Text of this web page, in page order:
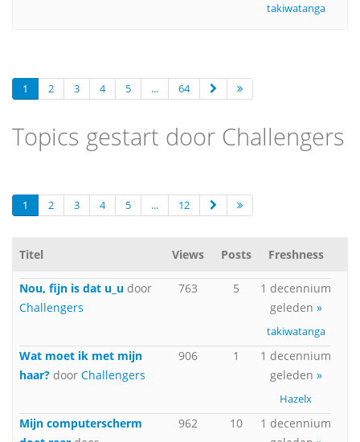
takiwatanga
1 2 3 4 5 ... 64
Topics gestart door Challengers
1 2 3 4 5 ... 12
Titel Views Posts Freshness
Nou, fijn is dat u_u door
Challengers
763 5
1 decennium
geleden »
takiwatanga
Wat moet ik met mijn
haar? door Challengers
906 1
1 decennium
geleden »
Hazelx
Mijn computerscherm
962 10
1 decennium